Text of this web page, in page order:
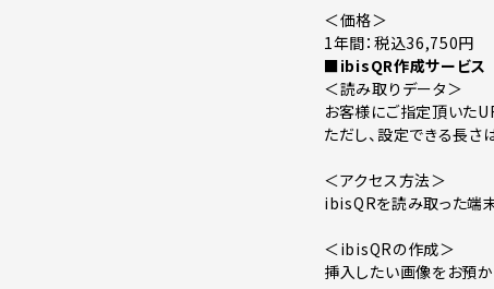
＜価格＞
1年間：税込36,750円
■ibisQR作成サービス
＜読み取りデータ＞
お客様にご指定頂いた
ただし、設定できる長
＜アクセス方法＞
ibisQRを読み取った端
＜ibisQRの作成＞
挿入したい画像をお預か